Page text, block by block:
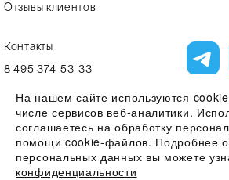
Отзывы клиентов
Контакты
8 495 374-53-33
Вся представленная на сайте информация,
характеристик, наличия на складе, стоимости
информационный характер и ни при каких
публичной офертой, определяемой
На нашем сайте используются
числе сервисов веб-аналитики.
соглашаетесь на обработку
помощи cookie-файлов. Подробнее
персональных данных вы можете
конфиденциальности